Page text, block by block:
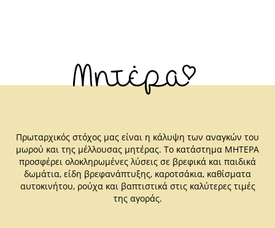
Πρωταρχικός στόχος μας είναι η κάλυψη των αναγκών του
μωρού και της μέλλουσας μητέρας. Το κατάστημα ΜΗΤΕΡΑ
προσφέρει ολοκληρωμένες λύσεις σε βρεφικά και παιδικά
δωμάτια, είδη βρεφανάπτυξης, καροτσάκια, καθίσματα
αυτοκινήτου, ρούχα και βαπτιστικά στις καλύτερες τιμές
της αγοράς.